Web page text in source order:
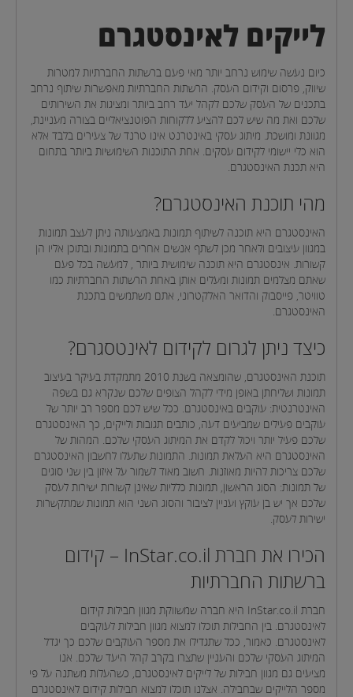
לייקים לאינסטגרם
כיום נעשה שימוש נרחב יותר מאי פעם ברשתות החברתיות למטרות
שיווק, פרסום וקידום העסק. הרשתות החברתיות מאפשרות שיתוף נרחב
בתכנים של העסק שלכם לקהל יעד רחב ביותר ומציגות את השירותים
שלכם ואת מה שיש לכם להציע ללקוחות הפוטנציאליים בצורה מעניינת,
מגוונת ומושכת. מיתוג עסקי באינטרנט אינו טרנד של צעירים בלבד אלא
הוא כלי יישומי לקידום עסקים. אחת התוכנות השימושיות ביותר בתחום
היא תכנת האינסטגרם.
מהי תוכנת האינסטגרם?
האינסטגרם היא תוכנה לשיתוף תמונות באמצעותה ניתן לעצב תמונות
במגוון עיצובים ולאחר מכן לשתף אנשים אחרים בתמונות ובתוכן אליו הן
קשורות. אינסטגרם היא תוכנה שימושית ביותר , למעשה בכל פעם
שאתם מצלמים תמונות ומעלים אותן באחת הרשתות החברתיות כמו
טוויטר, פייסבוק והדואר האלקטרוני, אתם משתמשים בתכנת
האינסטגרם.
כיצד ניתן לגרום לקידום לאינטסגרם?
תוכנת האינסטגרם, שהומצאה בשנת 2010 מתמקדת בעיקר בעיצוב
תמונות ושליחתן באופן מידי לקהל הצופים שלכם שנקרא גם בשפה
האינטרנטית: עוקבים באינסטגרם. ככל שיש לכם מספר רב יותר של
עוקבים פעילים שמביעים דעה, כותבים תגובות ולייקים, כך האינסטגרם
שלכם פעיל יותר ויכול לקדם את המיתוג העסקי שלכם. המהות של
האינסטגרם היא העלאת תמונות. התמונות שתעלו לחשבון האינסטגרם
שלכם צריכות להיות מאוזנות. חשוב מאוד לשמור על איזון בין שני סוגים
של תמונות: הסוג הראשון, תמונות כלליות שאינן קשורות ישירות לעסק
שלכם אך יש בן עוקץ ועניין לציבור והסוג השני הוא תמונות שמתקשרות
ישירות לעסק.
הכירו את חברת InStar.co.il – קידום
ברשתות החברתיות
חברת InStar.co.il היא חברה שמשווקת מגוון חבילות קידום
לאינסטגרם. בין החבילות תוכלו למצוא מגוון חבילות לעוקבים
לאינסטגרם. כאמור, ככל שתגדילו את מספר העוקבים שלכם כך יגדל
המיתוג העסקי שלכם והעניין שתצרו בקרב קהל היעד שלכם. אנו
מציעים גם מגוון חבילות של לייקים לאינסטגרם, כשהעלות משתנה על פי
מספר הלייקים שבחבילה. אצלנו תוכלו למצוא חבילות קידום לאינסטגרם